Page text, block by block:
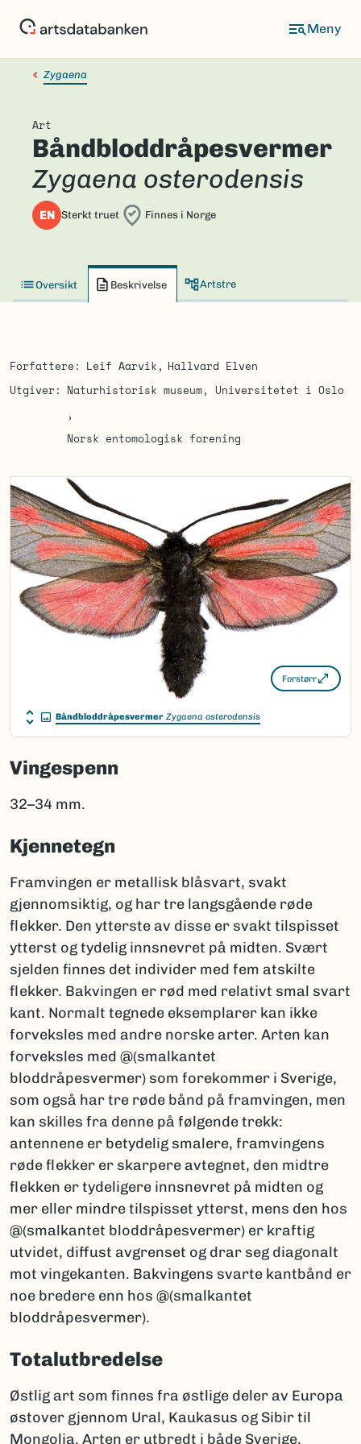
Zygaena
Art
Båndbloddråpesvermer
Zygaena osterodensis
EN Sterkt truet Finnes i Norge
Oversikt Beskrivelse Artstre
Forfattere Leif Aarvik
Hallvard Elven
Utgiver
Naturhistorisk museum, Universitetet i Oslo
Norsk entomologisk forening
Forstørr
Båndbloddråpesvermer Zygaena osterodensis
Vingespenn
32–34 mm.
Kjennetegn
Framvingen er metallisk blåsvart, svakt
gjennomsiktig, og har tre langsgående røde
flekker. Den ytterste av disse er svakt tilspisset
ytterst og tydelig innsnevret på midten. Svært
sjelden finnes det individer med fem atskilte
flekker. Bakvingen er rød med relativt smal svart
kant. Normalt tegnede eksemplarer kan ikke
forveksles med andre norske arter. Arten kan
forveksles med @(smalkantet
bloddråpesvermer) som forekommer i Sverige,
som også har tre røde bånd på framvingen, men
kan skilles fra denne på følgende trekk:
antennene er betydelig smalere, framvingens
røde flekker er skarpere avtegnet, den midtre
flekken er tydeligere innsnevret på midten og
mer eller mindre tilspisset ytterst, mens den hos
@(smalkantet bloddråpesvermer) er kraftig
utvidet, diffust avgrenset og drar seg diagonalt
mot vingekanten. Bakvingens svarte kantbånd er
noe bredere enn hos @(smalkantet
bloddråpesvermer).
Totalutbredelse
Østlig art som finnes fra østlige deler av Europa
østover gjennom Ural, Kaukasus og Sibir til
Mongolia. Arten er utbredt i både Sverige,